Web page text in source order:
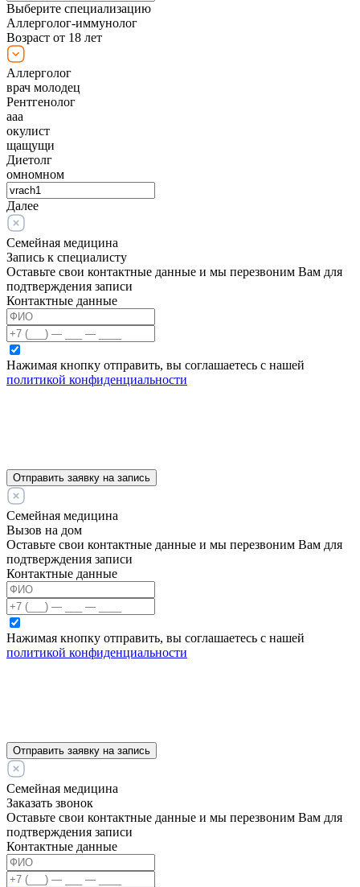
Выберите специализацию
Аллерголог-иммунолог
Возраст от 18 лет
Аллерголог
врач молодец
Рентгенолог
ааа
окулист
щащущи
Диетолг
омномном
Далее
Семейная медицина
Запись к специалисту
Оставьте свои контактные данные и мы перезвоним Вам для
подтверждения записи
Контактные данные
Нажимая кнопку отправить, вы соглашаетесь с нашей
политикой конфиденциальности
Отправить заявку на запись
Семейная медицина
Вызов на дом
Оставьте свои контактные данные и мы перезвоним Вам для
подтверждения записи
Контактные данные
Нажимая кнопку отправить, вы соглашаетесь с нашей
политикой конфиденциальности
Отправить заявку на запись
Семейная медицина
Заказать звонок
Оставьте свои контактные данные и мы перезвоним Вам для
подтверждения записи
Контактные данные